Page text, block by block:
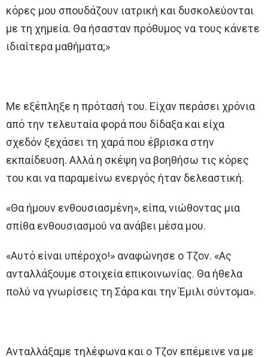
κόρες μου σπουδάζουν ιατρική και δυσκολεύονται
με τη χημεία. Θα ήσασταν πρόθυμος να τους κάνετε
ιδιαίτερα μαθήματα;»
Με εξέπληξε η πρότασή του. Είχαν περάσει χρόνια
από την τελευταία φορά που δίδαξα και είχα
σχεδόν ξεχάσει τη χαρά που έβρισκα στην
εκπαίδευση. Αλλά η σκέψη να βοηθήσω τις κόρες
του και να παραμείνω ενεργός ήταν δελεαστική.
«Θα ήμουν ενθουσιασμένη», είπα, νιώθοντας μια
σπίθα ενθουσιασμού να ανάβει μέσα μου.
«Αυτό είναι υπέροχο!» αναφώνησε ο Τζον. «Ας
ανταλλάξουμε στοιχεία επικοινωνίας. Θα ήθελα
πολύ να γνωρίσεις τη Σάρα και την Έμιλι σύντομα».
Ανταλλάξαμε τηλέφωνα και ο Τζον επέμεινε να με